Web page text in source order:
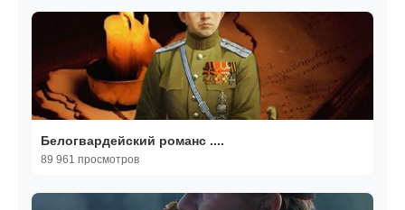
Белогвардейский романс ....
89 961 просмотров